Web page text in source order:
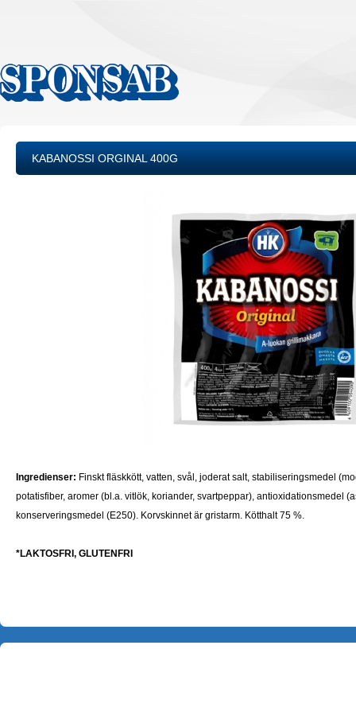
KABANOSSI ORGINAL 400G
Ingredienser: Finskt fläskkött, vatten, svål, joderat salt, stabiliseringsmedel
potatisfiber, aromer (bl.a. vitlök, koriander, svartpeppar), antioxidationsmedel
konserveringsmedel (E250). Korvskinnet är gristarm. Kötthalt 75 %.
*LAKTOSFRI, GLUTENFRI